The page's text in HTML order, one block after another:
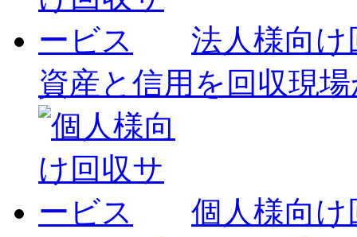
法人様向
資産と信用を回収現
個人様向